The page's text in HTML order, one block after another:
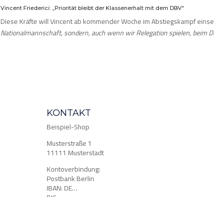
Vincent Friederici: „Priorität bleibt der Klassenerhalt mit dem DBV“
Diese Kräfte will Vincent ab kommender Woche im Abstiegskampf
Nationalmannschaft, sondern, auch wenn wir Relegation spielen, beim
KONTAKT
Beispiel-Shop
Musterstraße 1
11111 Musterstadt
Kontoverbindung:
Postbank Berlin
IBAN: DE…